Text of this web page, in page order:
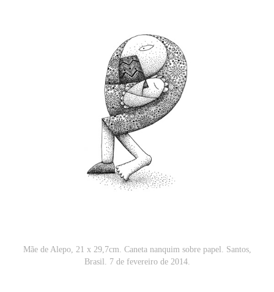
Mãe de Alepo, 21 x 29,7cm. Caneta nanquim sobre papel. Santos,
Brasil. 7 de fevereiro de 2014.